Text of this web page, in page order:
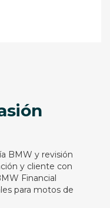
BMW y revisión
y cliente con
Financial
para motos de